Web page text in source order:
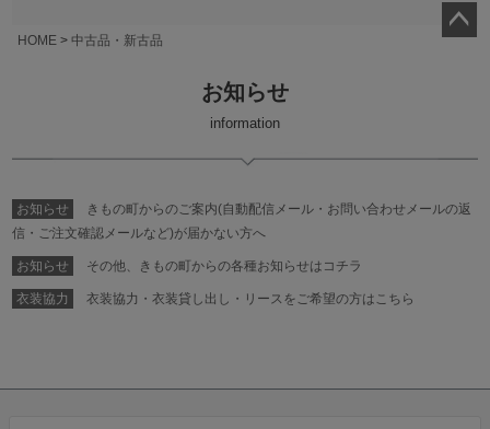
HOME 中古品・新古品
お知らせ
information
お知らせ
きもの町からのご案内(自動配信メール・お問い合わせメールの返
信・ご注文確認メールなど)が届かない方へ
お知らせ その他、きもの町からの各種お知らせはコチラ
衣装協力 衣装協力・衣装貸し出し・リースをご希望の方はこちら